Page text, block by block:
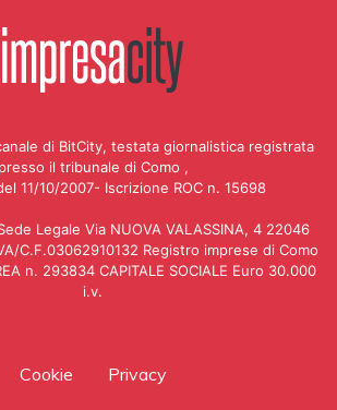
di BitCity, testata giornalistica registrata
presso il tribunale di Como ,
11/10/2007- Iscrizione ROC n. 15698
Legale Via NUOVA VALASSINA, 4 22046
C.F.03062910132 Registro imprese di Como
n. 293834 CAPITALE SOCIALE Euro 30.000
i.v.
Cookie Privacy